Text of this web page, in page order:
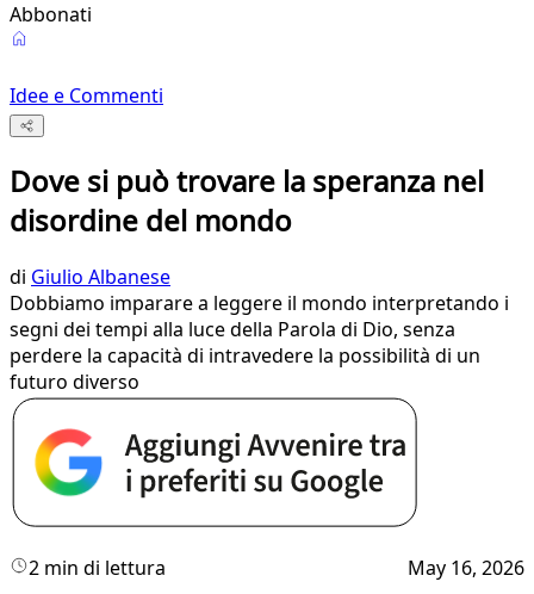
Abbonati
Idee e Commenti
Dove si può trovare la speranza nel
disordine del mondo
di Giulio Albanese
Dobbiamo imparare a leggere il mondo interpretando i
segni dei tempi alla luce della Parola di Dio, senza
perdere la capacità di intravedere la possibilità di un
futuro diverso
2 min di lettura May 16, 2026